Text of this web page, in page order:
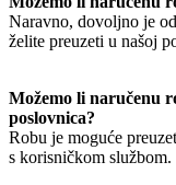
Naravno, dovoljno je
želite preuzeti u našoj
Možemo li naručenu
poslovnica?
Robu je moguće
s korisničkom službom.